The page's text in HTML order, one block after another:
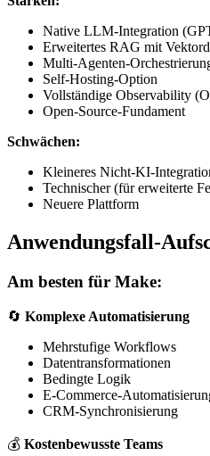
Native LLM-Integration
Erweitertes RAG mit
Multi-Agenten-
Self-Hosting-Option
Vollständige Observability
Open-Source-Fundament
Schwächen:
Kleineres Nicht-KI-
Technischer (für erweiterte
Neuere Plattform
Anwendungsfall-
Am besten für Make:
🔄 Komplexe Automatisierung
Mehrstufige Workflows
Datentransformationen
Bedingte Logik
E-Commerce-
CRM-Synchronisierung
💰 Kostenbewusste Teams